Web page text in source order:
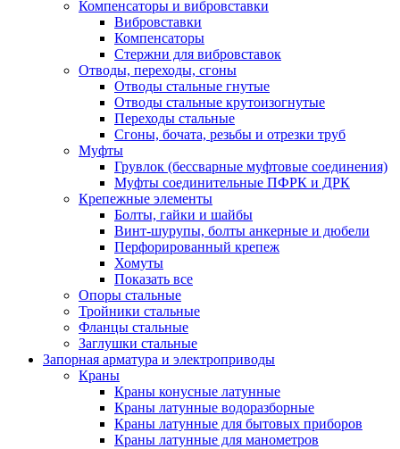
Компенсаторы и вибровставки
Вибровставки
Компенсаторы
Стержни для вибровставок
Отводы, переходы, сгоны
Отводы стальные гнутые
Отводы стальные крутоизогнутые
Переходы стальные
Сгоны, бочата, резьбы и отрезки труб
Муфты
Грувлок (бессварные муфтовые соединения)
Муфты соединительные ПФРК и ДРК
Крепежные элементы
Болты, гайки и шайбы
Винт-шурупы, болты анкерные и дюбели
Перфорированный крепеж
Хомуты
Показать все
Опоры стальные
Тройники стальные
Фланцы стальные
Заглушки стальные
Запорная арматура и электроприводы
Краны
Краны конусные латунные
Краны латунные водоразборные
Краны латунные для бытовых приборов
Краны латунные для манометров